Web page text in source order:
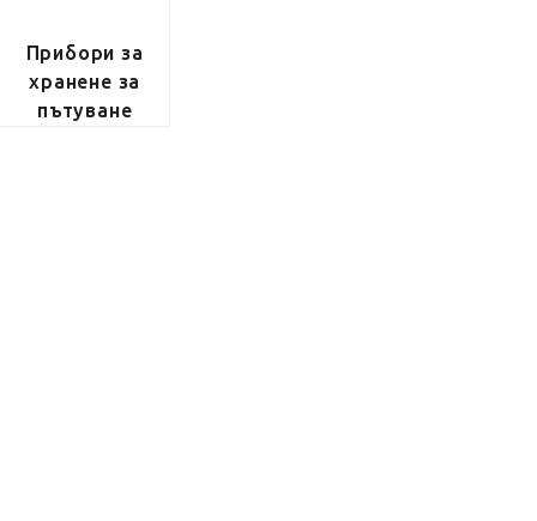
Прибори за
хранене за
пътуване